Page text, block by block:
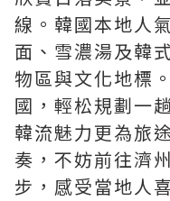
線。韓國本地人
面、雪濃湯及韓
物區與文化地標
國，輕松規劃一
韓流魅力更為旅
奏，不妨前往濟
步，感受當地人